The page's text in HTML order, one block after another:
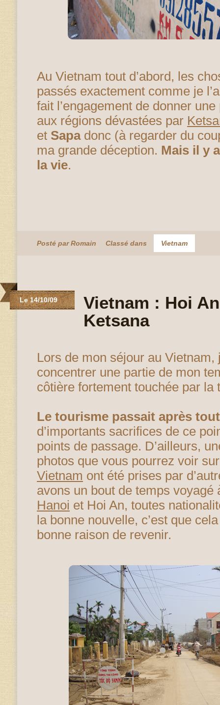
Au Vietnam tout d’abord, les
passés exactement comme je
fait l’engagement de donner
aux régions dévastées par
et Sapadonc (à regarder du
ma grande déception. Mais il y
la vie.
Posté par Romain Classé dans Vietnam
Le 14/10/09
Vietnam : Hoi
Ketsana
Lors de mon séjour au Vietnam,
concentrer une partie de mon
côtière fortement touchée par la
Le tourisme passait après tout
d’importants sacrifices de ce
points de passage. D’ailleurs,
photos que vous pourrez voir
Vietnam ont été prises par
avons un bout de temps voyagé
Hanoi et Hoi An, toutes
la bonne nouvelle, c’est que
bonne raison de revenir.